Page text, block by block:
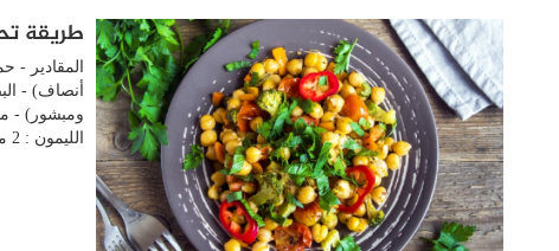
طريقة
المقادير
ومبشور) -
الليمون : 2 ملعقة كبيرة (أخضر) - زيت الزيتون :...